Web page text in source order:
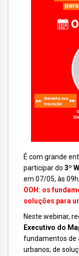
É com grande
participar do 3º
em 07/05, às
OOH: os
soluções para
Neste webinar,
Executivo do
fundamentos de
urbanos; de